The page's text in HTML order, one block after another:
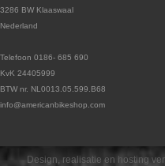
3286 BW Klaaswaal
Nederland
Telefoon 0186- 685 690
KvK 24405999
BTW nr. NL0013.05.599.B68
info@americanbikeshop.com
Design, realisatie en hosting